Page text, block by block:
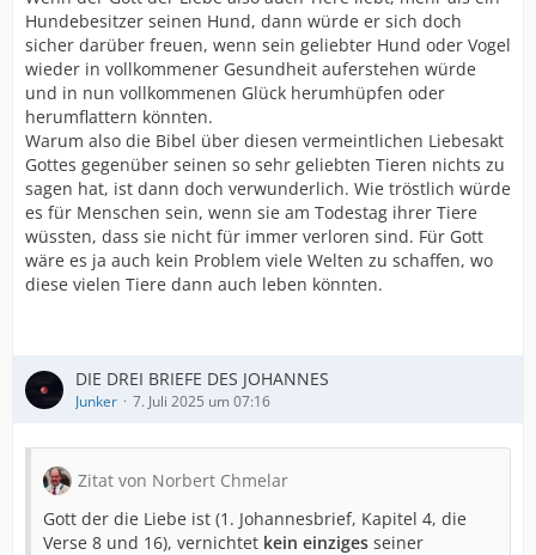
Hundebesitzer seinen Hund, dann würde er sich doch
sicher darüber freuen, wenn sein geliebter Hund oder Vogel
wieder in vollkommener Gesundheit auferstehen würde
und in nun vollkommenen Glück herumhüpfen oder
herumflattern könnten.
Warum also die Bibel über diesen vermeintlichen Liebesakt
Gottes gegenüber seinen so sehr geliebten Tieren nichts zu
sagen hat, ist dann doch verwunderlich. Wie tröstlich würde
es für Menschen sein, wenn sie am Todestag ihrer Tiere
wüssten, dass sie nicht für immer verloren sind. Für Gott
wäre es ja auch kein Problem viele Welten zu schaffen, wo
diese vielen Tiere dann auch leben könnten.
DIE DREI BRIEFE DES JOHANNES
Junker 7. Juli 2025 um 07:16
Zitat von Norbert Chmelar
Gott der die Liebe ist (1. Johannesbrief, Kapitel 4, die
Verse 8 und 16), vernichtet kein einziges seiner